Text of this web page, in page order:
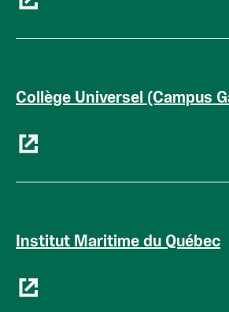
Collège Universel (Campus
Institut Maritime du Québec